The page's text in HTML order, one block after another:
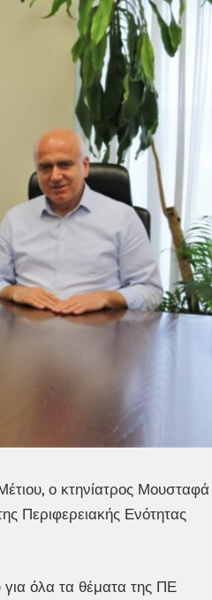
ο κτηνίατρος Μουσταφά
Περιφερειακής Ενότητας
όλα τα θέματα της ΠΕ